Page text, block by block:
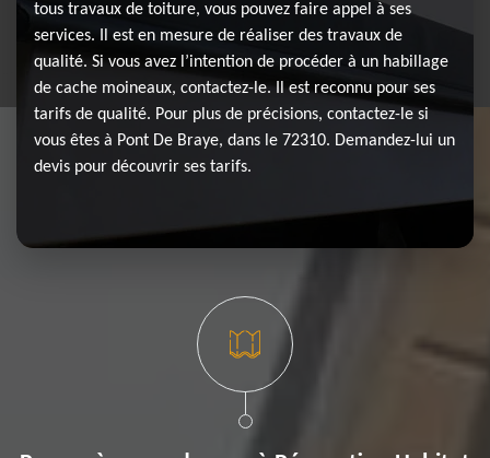
tous travaux de toiture, vous pouvez faire appel à ses
services. Il est en mesure de réaliser des travaux de
qualité. Si vous avez l’intention de procéder à un habillage
de cache moineaux, contactez-le. Il est reconnu pour ses
tarifs de qualité. Pour plus de précisions, contactez-le si
vous êtes à Pont De Braye, dans le 72310. Demandez-lui un
devis pour découvrir ses tarifs.